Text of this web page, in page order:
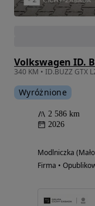
Volkswagen ID.
340 KM • ID.BUZZ GTX
Wyróżnione
2 586 km
2026
Modlniczka
Firma •